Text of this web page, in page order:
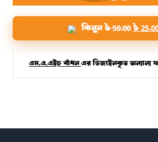
কিনুন৳50.00Original
price
was:
৳
৳
এম.এ.এইচ বাঁধনএর ডিজাইনকৃত অন্যান্য